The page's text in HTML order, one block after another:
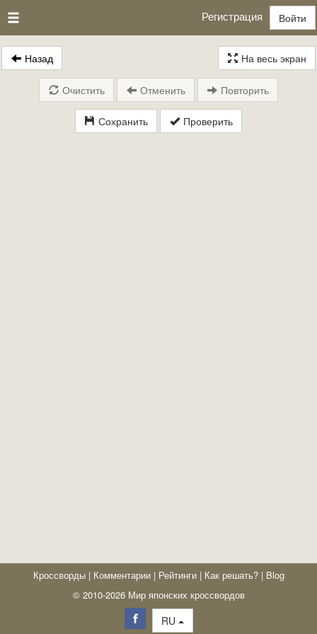
Регистрация Войти
Назад На весь экран
Сохранить Проверить
Очистить Отменить Повторить
Кроссворды | Комментарии | Рейтинги | Как решать? | Blog
© 2010-2026 Мир японских кроссвордов
RU